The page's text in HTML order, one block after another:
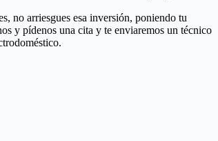
no arriesgues esa inversión, poniendo tu
y pídenos una cita y te enviaremos un técnico